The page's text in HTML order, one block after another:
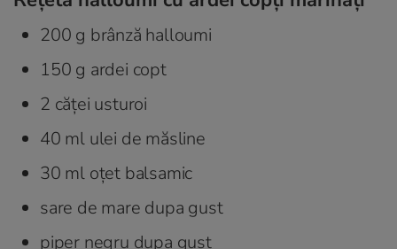
200 g brânză halloumi
150 g ardei copt
2 căței usturoi
40 ml ulei de măsline
30 ml oțet balsamic
sare de mare dupa gust
piper negru dupa gust